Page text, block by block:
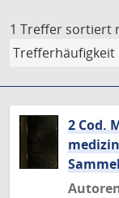
1 Treffer sortiert
2 Cod.